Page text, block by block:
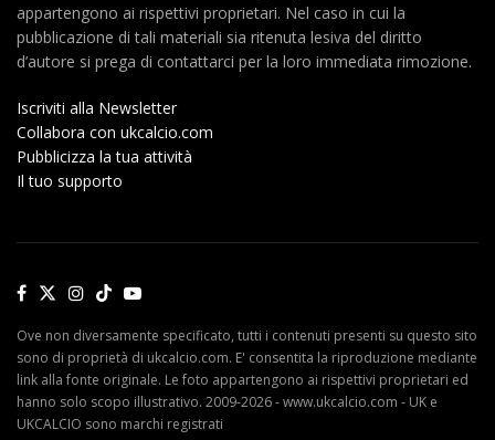
appartengono ai rispettivi proprietari. Nel caso in cui la
pubblicazione di tali materiali sia ritenuta lesiva del diritto
d’autore si prega di contattarci per la loro immediata rimozione.
Iscriviti alla Newsletter
Collabora con ukcalcio.com
Pubblicizza la tua attività
Il tuo supporto
Ove non diversamente specificato, tutti i contenuti presenti su questo sito
sono di proprietà di ukcalcio.com. E' consentita la riproduzione mediante
link alla fonte originale. Le foto appartengono ai rispettivi proprietari ed
hanno solo scopo illustrativo. 2009-2026 - www.ukcalcio.com - UK e
UKCALCIO sono marchi registrati